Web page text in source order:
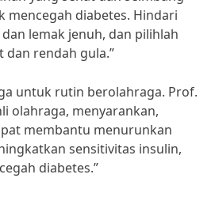
mencegah diabetes. Hindari
lemak jenuh, dan pilihlah
rendah gula.”
untuk rutin berolahraga. Prof.
olahraga, menyarankan,
membantu menurunkan
sensitivitas insulin,
diabetes.”